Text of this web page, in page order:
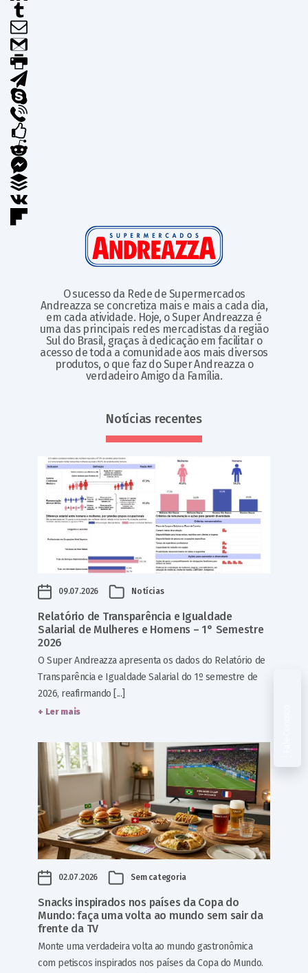
O sucesso da Rede de Supermercados
Andreazza se concretiza mais e mais a cada dia,
em cada atividade. Hoje, o Super Andreazza é
uma das principais redes mercadistas da região
Sul do Brasil, graças à dedicação em facilitar o
acesso de toda a comunidade aos mais diversos
produtos, o que faz do Super Andreazza o
verdadeiro Amigo da Família.
Notícias recentes
09.07.2026 Notícias
Relatório de Transparência e Igualdade
Salarial de Mulheres e Homens – 1° Semestre
2026
O Super Andreazza apresenta os dados do Relatório de
Transparência e Igualdade Salarial do 1º semestre de
2026, reafirmando [...]
+ Ler mais
02.07.2026 Sem categoria
Snacks inspirados nos países da Copa do
Mundo: faça uma volta ao mundo sem sair da
frente da TV
Monte uma verdadeira volta ao mundo gastronômica
com petiscos inspirados nos países da Copa do Mundo.